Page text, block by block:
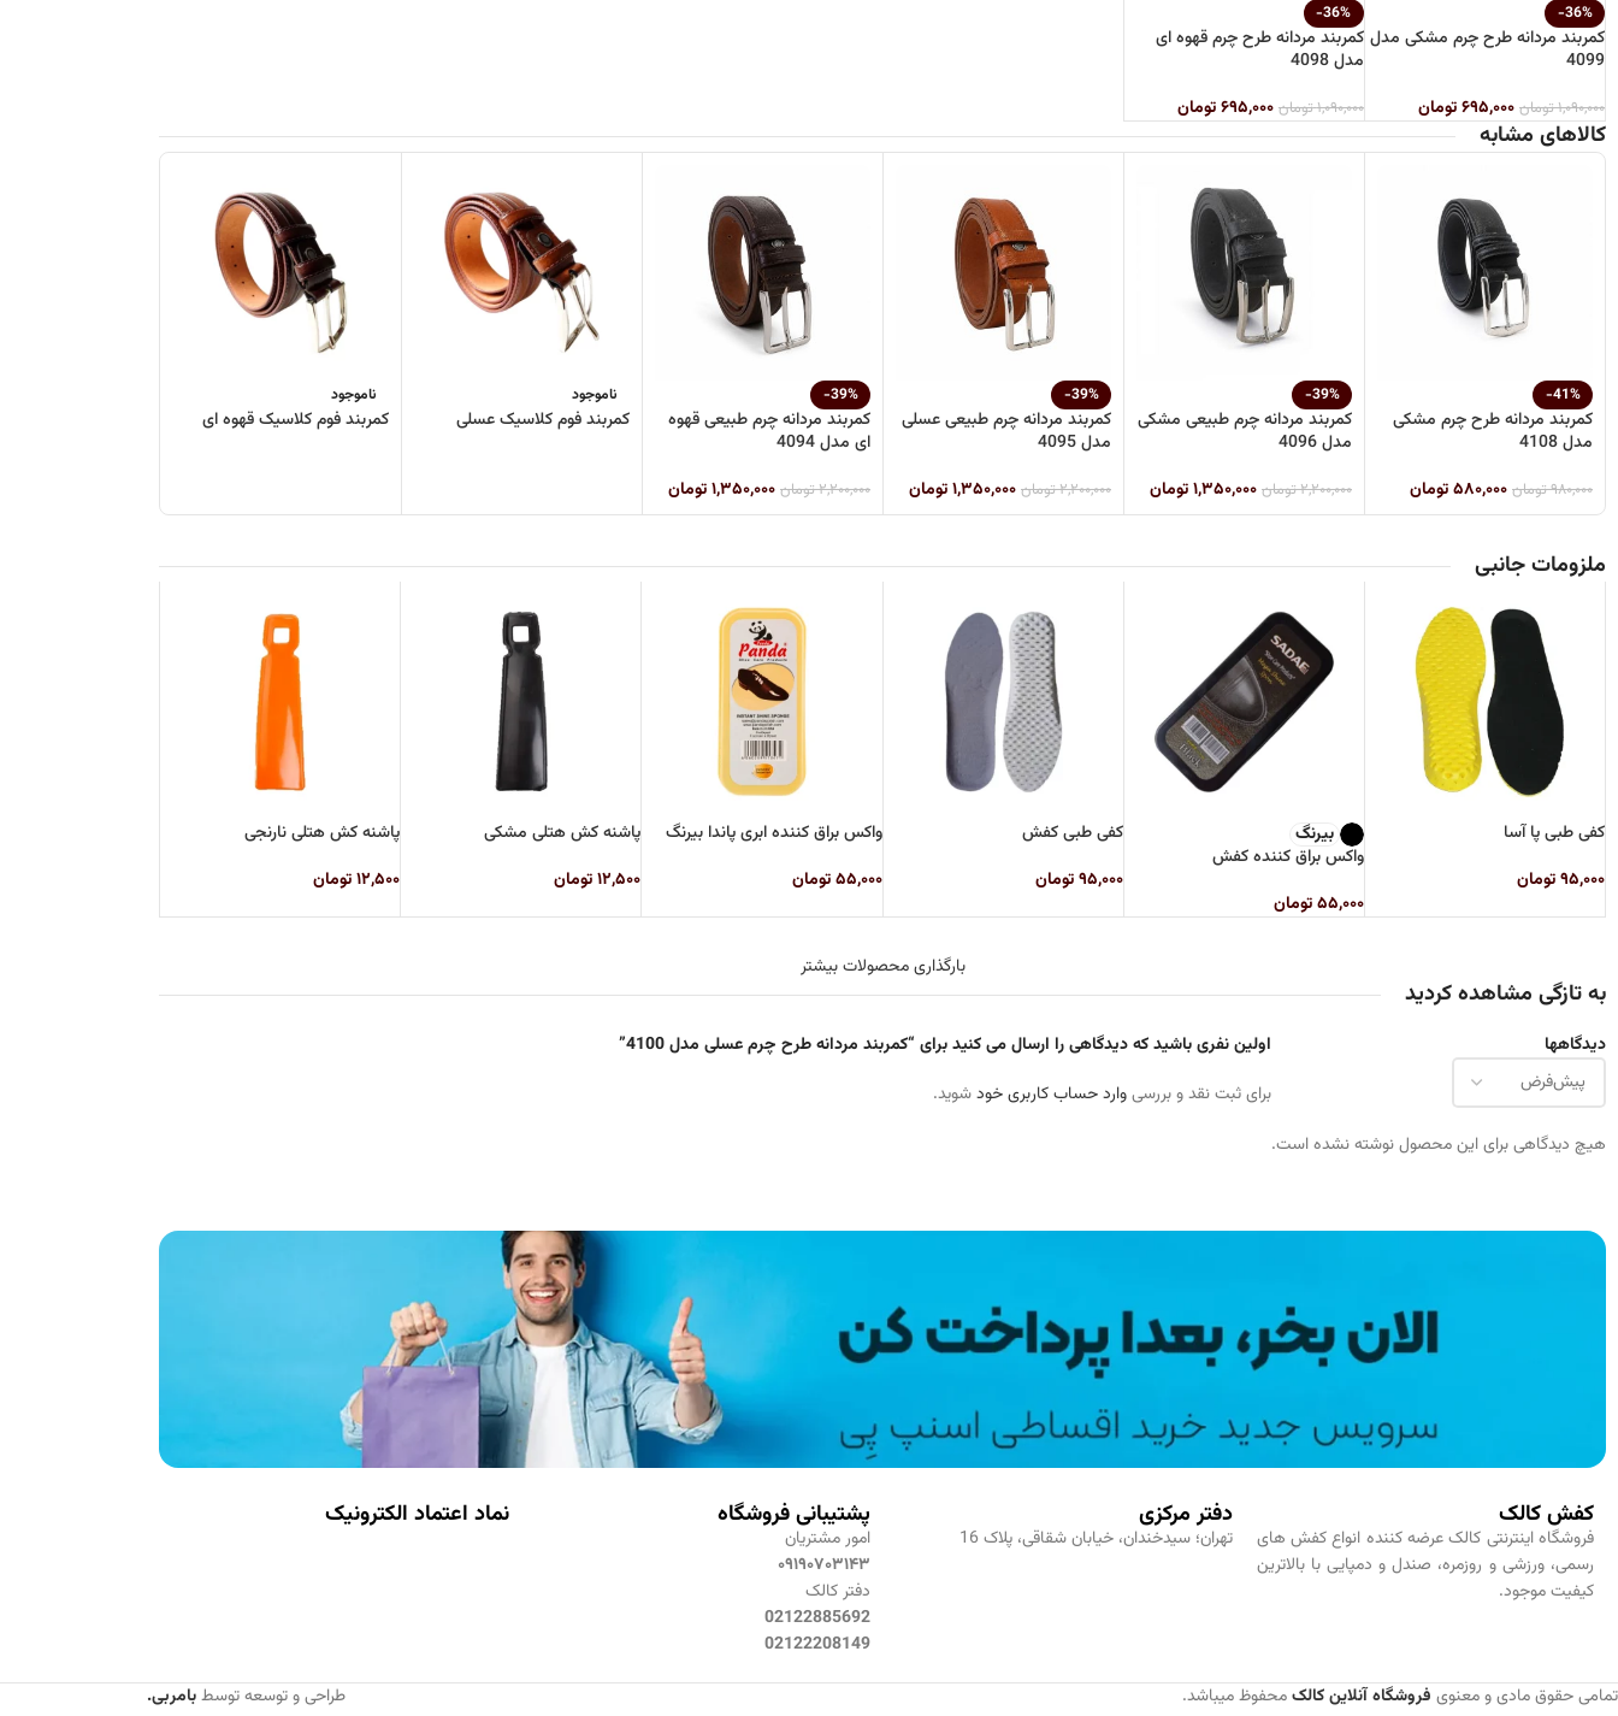
-36%
کمربند مردانه طرح چرم مشکی مدل
4099
۱,۰۹۰,۰۰۰تومان ۶۹۵,۰۰۰تومان
-36%
کمربند مردانه طرح چرم قهوه ای
مدل 4098
۱,۰۹۰,۰۰۰تومان ۶۹۵,۰۰۰تومان
کالاهای مشابه
-41%
کمربند مردانه طرح چرم مشکی
مدل 4108
۹۸۰,۰۰۰تومان ۵۸۰,۰۰۰تومان
-39%
کمربند مردانه چرم طبیعی مشکی
مدل 4096
۲,۲۰۰,۰۰۰تومان ۱,۳۵۰,۰۰۰تومان
-39%
کمربند مردانه چرم طبیعی عسلی
مدل 4095
۲,۲۰۰,۰۰۰تومان ۱,۳۵۰,۰۰۰تومان
-39%
کمربند مردانه چرم طبیعی قهوه
ای مدل 4094
۲,۲۰۰,۰۰۰تومان ۱,۳۵۰,۰۰۰تومان
ناموجود
کمربند فوم کلاسیک عسلی
ناموجود
کمربند فوم کلاسیک قهوه ای
ملزومات جانبی
کفی طبی پا آسا
۹۵,۰۰۰تومان
بیرنگ
واکس براق کننده کفش
۵۵,۰۰۰تومان
کفی طبی کفش
۹۵,۰۰۰تومان
واکس براق کننده ابری پاندا بیرنگ
۵۵,۰۰۰ تومان
پاشنه کش هتلی مشکی
۱۲,۵۰۰تومان
پاشنه کش هتلی نارنجی
۱۲,۵۰۰تومان
بارگذاری محصولات بیشتر
به تازگی مشاهده کردید
دیدگاهها
هیچ دیدگاهی برای این محصول نوشته نشده است.
اولین نفری باشید که دیدگاهی را ارسال می کنید برای “کمربند مردانه طرح چرم عسلی مدل 4100”
برای ثبت نقد و بررسیوارد حساب کاربری خودشوید.
کفش کالک
فروشگاه اینترنتی کالک عرضه کننده انواع کفش های
رسمی، ورزشی و روزمره، صندل و دمپایی با بالاترین
کیفیت موجود.
دفتر مرکزی
تهران؛ سیدخندان، خیابان شقاقی، پلاک 16
پشتیبانی فروشگاه
امور مشتریان
۰۹۱۹۰۷۰۳۱۴۳
دفتر کالک
02122885692
02122208149
نماد اعتماد الکترونیک
تمامی حقوق مادی و معنوی فروشگاه آنلاین کالکمحفوظ میباشد. طراحی و توسعه توسطبامربی.